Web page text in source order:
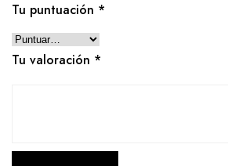
Tu puntuación *
Tu valoración *